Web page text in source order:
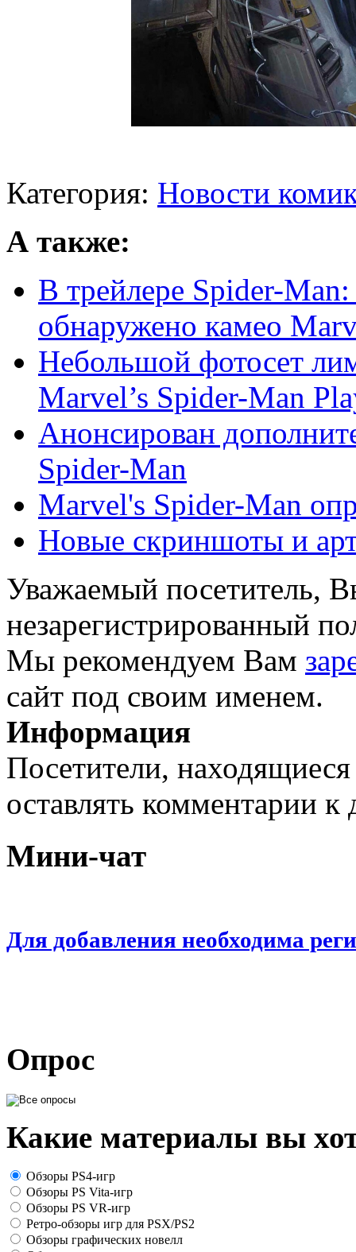
Категория: Новости
А также:
В трейлере Spider-
обнаружено камео
Небольшой фотосет
Marvel’s Spider-Man
Анонсирован
Spider-Man
Marvel's Spider-Man
Новые скриншоты и
Уважаемый посетитель,
незарегистрированный
Мы рекомендуем Вам
сайт под своим именем.
Информация
Посетители,
оставлять комментарии
Мини-чат
Для добавления необходима
Опрос
Какие материалы вы
Обзоры PS4-игр
Обзоры PS Vita-игр
Обзоры PS VR-игр
Ретро-обзоры игр для PSX/PS2
Обзоры графических новелл